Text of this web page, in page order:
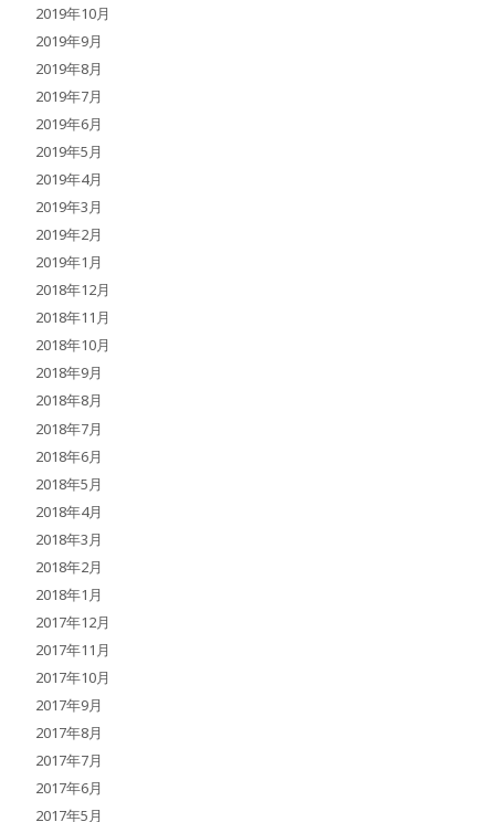
2019年10月
2019年9月
2019年8月
2019年7月
2019年6月
2019年5月
2019年4月
2019年3月
2019年2月
2019年1月
2018年12月
2018年11月
2018年10月
2018年9月
2018年8月
2018年7月
2018年6月
2018年5月
2018年4月
2018年3月
2018年2月
2018年1月
2017年12月
2017年11月
2017年10月
2017年9月
2017年8月
2017年7月
2017年6月
2017年5月